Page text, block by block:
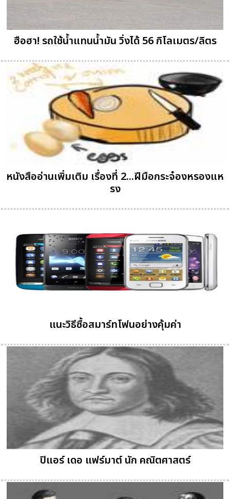
ฮือฮา! รถใช้น้ำแทนน้ำมัน วิ่งได้ 56 กิโลเมตร/ลิตร
หนังสืออ่านเพิ่มเติม เรื่องที่ 2...ฝีมือกระจ๋องหรองแห
รง
แนะวิธีซื้อสมาร์ทโฟนอย่างคุ้มค่า
ปิแอร์ เดอ แฟร์มาต์ นัก คณิตศาสตร์